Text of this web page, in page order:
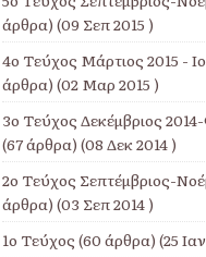
άρθρα) (09 Σεπ 2015 )
4ο Τεύχος Μάρτιος 2015 -
άρθρα) (02 Μαρ 2015 )
3ο Τεύχος Δεκέμβριος
(67 άρθρα) (08 Δεκ 2014 )
2ο Τεύχος Σεπτέμβριος-
άρθρα) (03 Σεπ 2014 )
1ο Τεύχος (60 άρθρα) (25